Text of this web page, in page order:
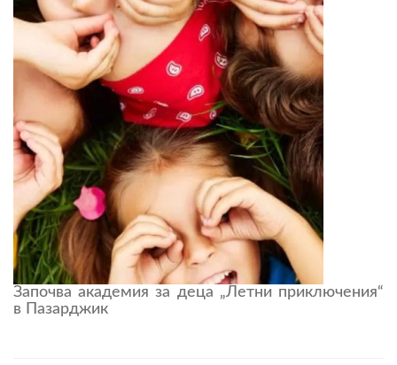
Започва академия за деца „Летни приключения“
в Пазарджик